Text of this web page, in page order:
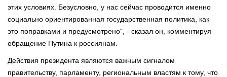
этих условиях. Безусловно, у нас сейчас проводится именно
социально ориентированная государственная политика, как
это поправками и предусмотрено", - сказал он, комментируя
обращение Путина к россиянам.
Действия президента являются важным сигналом
правительству, парламенту, региональным властям к тому, что